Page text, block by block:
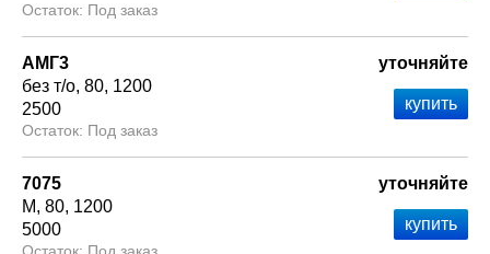
Под заказ
АМГ3
без т/о 80 1200
2500
Под заказ
уточняйте
7075
М 80 1200
5000
уточняйте